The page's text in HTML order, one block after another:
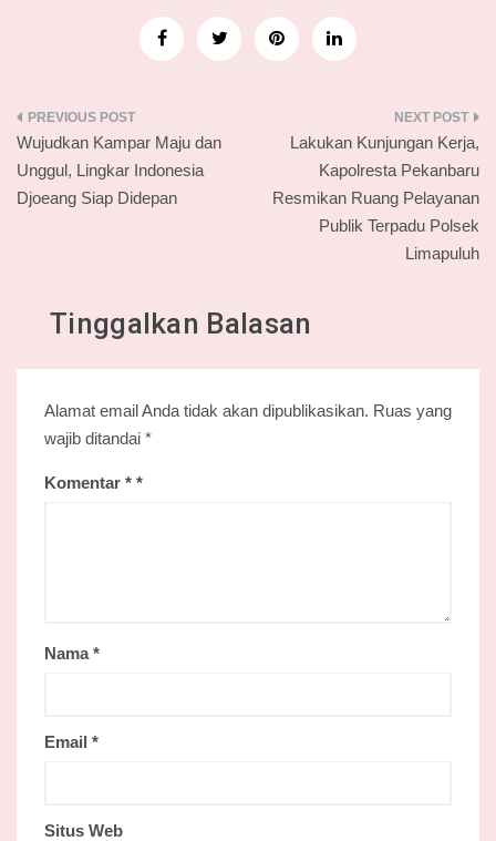
Navigasi
pos
Wujudkan Kampar Maju dan
Unggul, Lingkar Indonesia
Djoeang Siap Didepan
Lakukan Kunjungan Kerja,
Kapolresta Pekanbaru
Resmikan Ruang Pelayanan
Publik Terpadu Polsek
Limapuluh
Tinggalkan Balasan
Alamat email Anda tidak akan dipublikasikan. Ruas yang
wajib ditandai *
Komentar *
Nama*
Email *
Situs Web